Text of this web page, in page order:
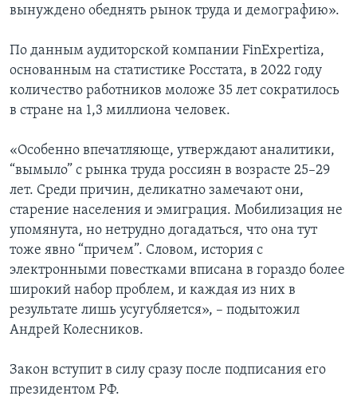
вынуждено обеднять рынок труда и демографию».
По данным аудиторской компании FinExpertiza,
основанным на статистике Росстата, в 2022 году
количество работников моложе 35 лет сократилось
в стране на 1,3 миллиона человек.
«Особенно впечатляюще, утверждают аналитики,
“вымыло” с рынка труда россиян в возрасте 25–29
лет. Среди причин, деликатно замечают они,
старение населения и эмиграция. Мобилизация не
упомянута, но нетрудно догадаться, что она тут
тоже явно “причем”. Словом, история с
электронными повестками вписана в гораздо более
широкий набор проблем, и каждая из них в
результате лишь усугубляется», – подытожил
Андрей Колесников.
Закон вступит в силу сразу после подписания его
президентом РФ.